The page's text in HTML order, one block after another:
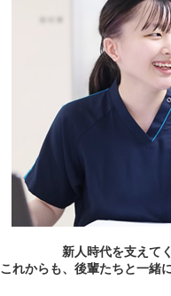
新人時代を支えて
これからも、後輩たちと一緒